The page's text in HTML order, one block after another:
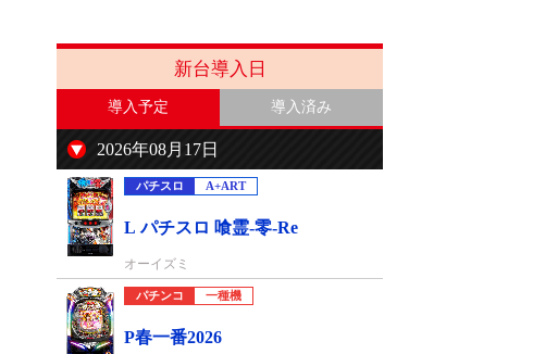
新台導入日
導入予定 導入済み
2026年08月17日
パチスロ A+ART
L パチスロ 喰霊-零-Re
オーイズミ
パチンコ 一種機
P春一番2026